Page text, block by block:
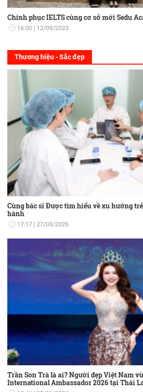
Chinh phục IELTS cùng cơ sở mới Sedu
16:00 12/09/2023
Thương hiệu - Sắc đẹp
Cùng bác sĩ Được tìm hiểu về xu hướng
hành
17:17 27/03/2026
Trần Son Trà là ai? Người đẹp Việt Nam
International Ambassador 2026 tại Thái